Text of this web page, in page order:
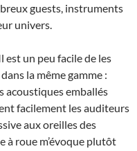
guests, instruments
univers.
est un peu facile de les
dans la même gamme :
acoustiques emballés
facilement les auditeurs
aux oreilles des
à roue m’évoque plutôt